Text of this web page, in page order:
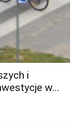
i
w...